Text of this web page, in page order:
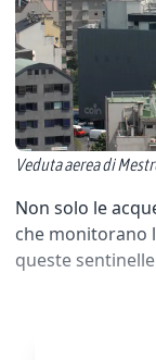
Veduta aerea di
Non solo le
che monitorano
queste